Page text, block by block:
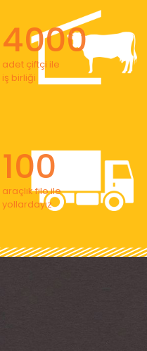
4000
adet çiftçi ile
iş birliği
100
araçlık filo ile
yollardayız